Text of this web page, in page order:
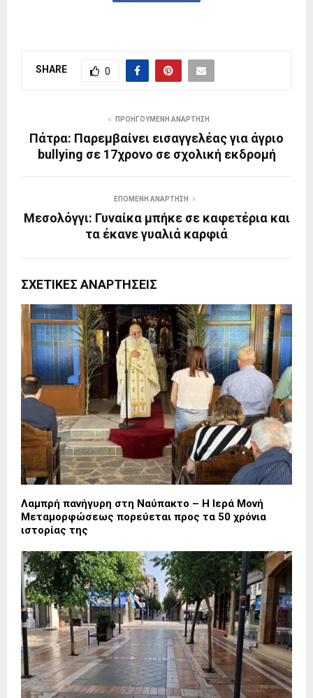
SHARE 0
ΠΡΟΗΓΟΎΜΕΝΗ ΑΝΆΡΤΗΣΗ
Πάτρα: Παρεμβαίνει εισαγγελέας για άγριο
bullying σε 17χρονο σε σχολική εκδρομή
ΕΠΌΜΕΝΗ ΑΝΆΡΤΗΣΗ
Μεσολόγγι: Γυναίκα μπήκε σε καφετέρια και
τα έκανε γυαλιά καρφιά
ΣΧΕΤΙΚΈΣ ΑΝΑΡΤΉΣΕΙΣ
Λαμπρή πανήγυρη στη Ναύπακτο – Η Ιερά Μονή
Μεταμορφώσεως πορεύεται προς τα 50 χρόνια
ιστορίας της